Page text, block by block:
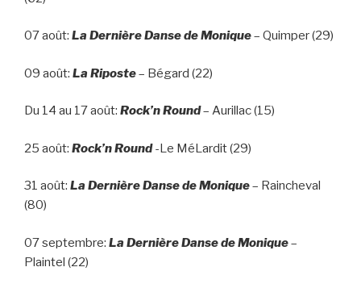
07 août: La Dernière Danse de Monique– Quimper (29)
09 août: La Riposte– Bégard (22)
Du 14 au 17 août: Rock’n Round– Aurillac (15)
25 août: Rock’n Round-Le MéLardit (29)
31 août: La Dernière Danse de Monique– Raincheval
(80)
07 septembre: La Dernière Danse de Monique–
Plaintel (22)